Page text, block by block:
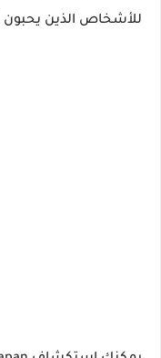
للأشخاص الذين يحبون